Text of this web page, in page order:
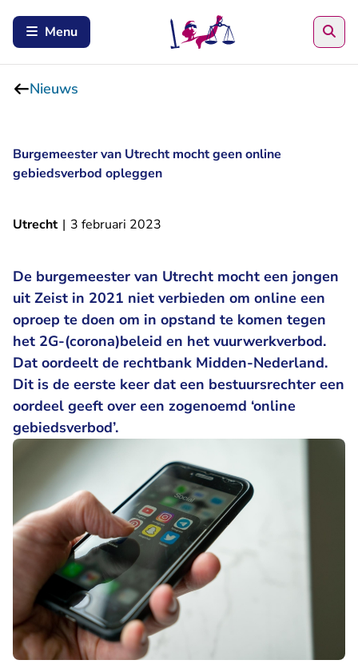
Menu
Nieuws
Burgemeester van Utrecht mocht geen online
gebiedsverbod opleggen
Utrecht | 3 februari 2023
De burgemeester van Utrecht mocht een jongen
uit Zeist in 2021 niet verbieden om online een
oproep te doen om in opstand te komen tegen
het 2G-(corona)beleid en het vuurwerkverbod.
Dat oordeelt de rechtbank Midden-Nederland.
Dit is de eerste keer dat een bestuursrechter een
oordeel geeft over een zogenoemd ‘online
gebiedsverbod’.